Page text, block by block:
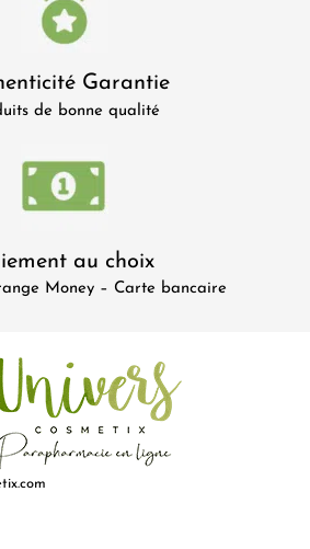
Garantie
de bonne qualité
au choix
Money – Carte bancaire